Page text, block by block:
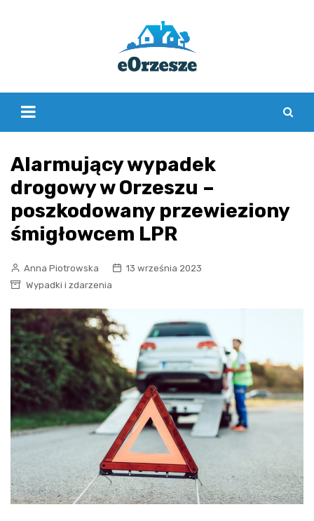
Alarmujący wypadek
drogowy w Orzeszu –
poszkodowany przewieziony
śmigłowcem LPR
Anna Piotrowska
13 września 2023
Wypadki i zdarzenia